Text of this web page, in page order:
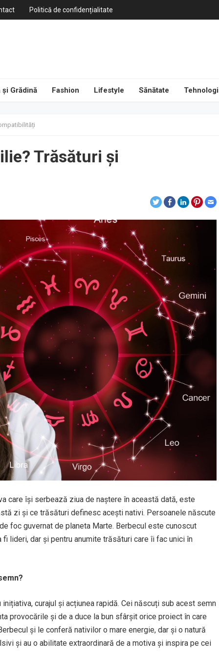
Politică de confidențialitate
și Grădină Fashion Lifestyle Sănătate
Trăsături și
care își serbează ziua de naștere în această dată, este
zi și ce trăsături definesc acești nativi. Persoanele născute
foc guvernat de planeta Marte. Berbecul este cunoscut
lideri, dar și pentru anumite trăsături care îi fac unici în
curajul și acțiunea rapidă. Cei născuți sub acest semn
provocările și de a duce la bun sfârșit orice proiect în care
și le conferă nativilor o mare energie, dar și o natură
și au o abilitate extraordinară de a motiva și inspira pe cei